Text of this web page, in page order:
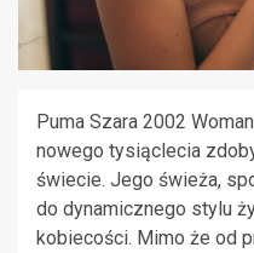
Puma Szara 2002
nowego tysiąclecia
świecie. Jego świeża,
do dynamicznego stylu
kobiecości. Mimo że od